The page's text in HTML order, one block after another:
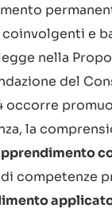
e
nella
del
occorre
la
competenze